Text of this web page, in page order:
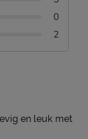
0
2
en leuk met